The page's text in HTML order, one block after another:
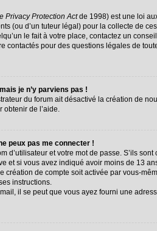
Privacy Protection Actde 1998) est une loi
(ou d’un tuteur légal) pour la collecte de
le fait à votre place, contactez un
contactés pour des questions légales de
je n’y parviens pas !
du forum ait désactivé la création de
obtenir de l’aide.
peux pas me connecter !
d’utilisateur et votre mot de passe. S’ils
et si vous avez indiqué avoir moins de 13
création de compte soit activée par vous-
instructions.
il se peut que vous ayez fourni une